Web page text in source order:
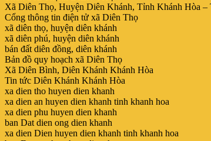
Xã Diên Thọ, Huyện Diên Khánh, Tỉnh Khánh Hòa –
Cổng thông tin điện tử xã Diên Thọ
xã diên thọ, huyện diên khánh
xã diên phú, huyện diên khánh
bán đất diên đồng, diên khánh
Bản đồ quy hoạch xã Diên Thọ
Xã Diên Bình, Diên Khánh Khánh Hòa
Tin tức Diên Khánh Khánh Hòa
xa dien tho huyen dien khanh
xa dien an huyen dien khanh tinh khanh hoa
xa dien phu huyen dien khanh
ban Dat dien ong dien khanh
xa dien Dien huyen dien khanh tinh khanh hoa